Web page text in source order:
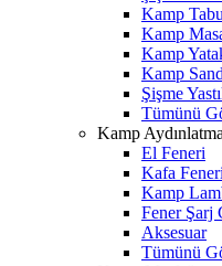
Kamp
Kamp
Kamp
Kamp
Şişme
Tümünü
Kamp Aydınlatma
El Feneri
Kafa Feneri
Kamp
Fener Şarj
Aksesuar
Tümünü